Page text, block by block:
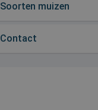
Soorten muizen
Contact